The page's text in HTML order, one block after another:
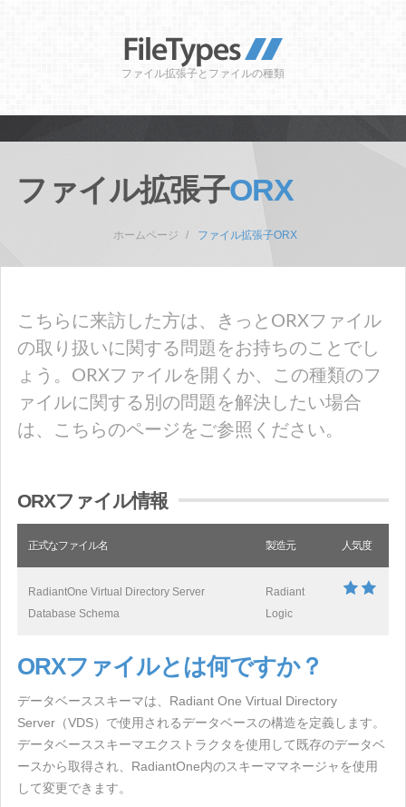
ファイル拡張子とファイルの種類
ファイル拡張子ORX
ホームページ ファイル拡張子ORX
こちらに来訪した方は、きっとORXファイル
の取り扱いに関する問題をお持ちのことでし
ょう。ORXファイルを開くか、この種類のフ
ァイルに関する別の問題を解決したい場合
は、こちらのページをご参照ください。
ORXファイル情報
正式なファイル名 製造元 人気度
RadiantOne Virtual Directory Server
Database Schema
Radiant
Logic
ORXファイルとは何ですか？
データベーススキーマは、Radiant One Virtual Directory
Server（VDS）で使用されるデータベースの構造を定義します。
データベーススキーマエクストラクタを使用して既存のデータベ
ースから取得され、RadiantOne内のスキーママネージャを使用
して変更できます。